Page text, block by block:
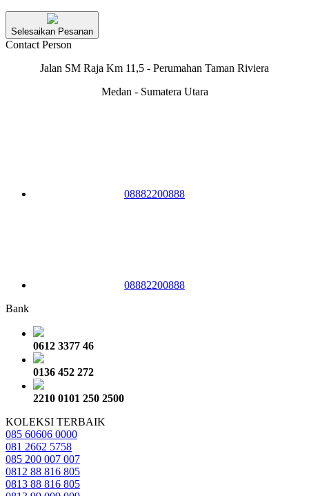
Selesaikan Pesanan
Contact Person
Jalan SM Raja Km 11,5 - Perumahan Taman Riviera
Medan - Sumatera Utara
08882200888
08882200888
Bank
0612 3377 46
0136 452 272
2210 0101 250 2500
KOLEKSI TERBAIK
085 60606 0000
081 2662 5758
085 200 007 007
0812 88 816 805
0813 88 816 805